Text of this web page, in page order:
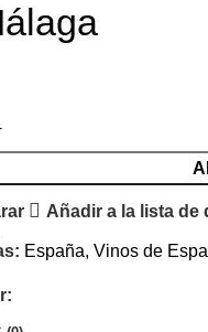
Añadir a la lista de
España, Vinos de